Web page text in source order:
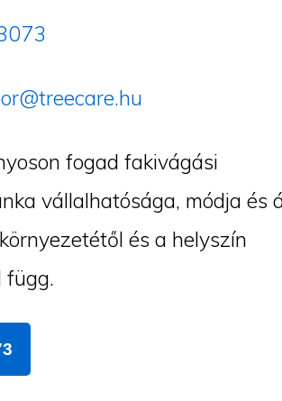
fogad fakivágási
vállalhatósága, módja és
és a helyszín
függ.